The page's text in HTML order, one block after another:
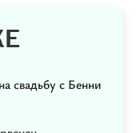
свадьбу с Бенни